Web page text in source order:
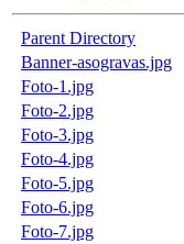
Parent Directory
Banner-asogravas.jpg
Foto-1.jpg
Foto-2.jpg
Foto-3.jpg
Foto-4.jpg
Foto-5.jpg
Foto-6.jpg
Foto-7.jpg